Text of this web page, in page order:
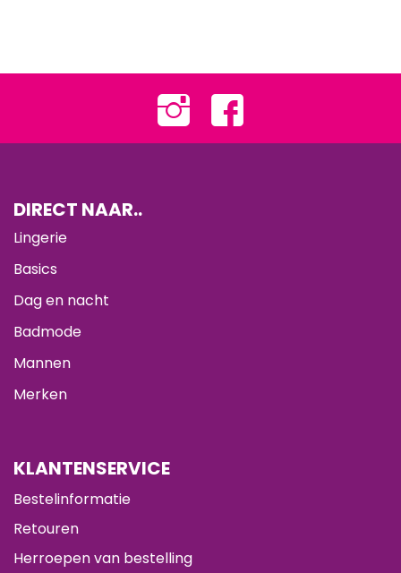
DIRECT NAAR..
Lingerie
Basics
Dag en nacht
Badmode
Mannen
Merken
KLANTENSERVICE
Bestelinformatie
Retouren
Herroepen van bestelling